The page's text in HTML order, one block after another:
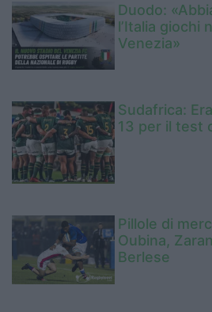
Duodo:
l’Italia giochi
Venezia»
Sudafrica:
13 per il test
Pillole di
Oubina,
Berlese